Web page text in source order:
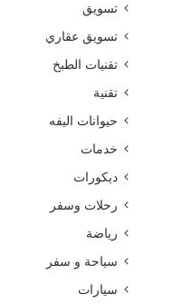
تسويق
تسويق عقاري
تقنيات الطبخ
تقنية
حيوانات اليفه
خدمات
ديكورات
رحلات وسفر
رياضة
سياحة و سفر
سيارات